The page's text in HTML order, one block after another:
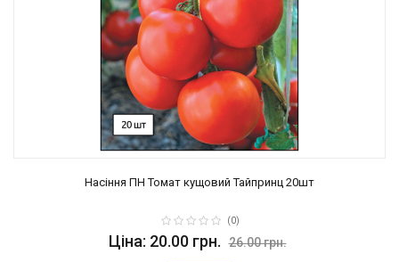
Насіння ПН Томат кущовий Тайпринц 20шт
(0)
Ціна: 20.00 грн. 26.00 грн.